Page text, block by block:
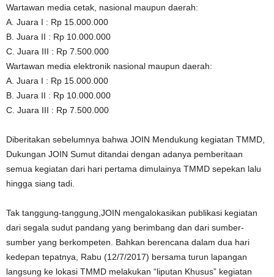
Wartawan media cetak, nasional maupun daerah:
A. Juara I : Rp 15.000.000
B. Juara II : Rp 10.000.000
C. Juara III : Rp 7.500.000
Wartawan media elektronik nasional maupun daerah:
A. Juara I : Rp 15.000.000
B. Juara II : Rp 10.000.000
C. Juara III : Rp 7.500.000
Diberitakan sebelumnya bahwa JOIN Mendukung kegiatan TMMD,
Dukungan JOIN Sumut ditandai dengan adanya pemberitaan
semua kegiatan dari hari pertama dimulainya TMMD sepekan lalu
hingga siang tadi.
Tak tanggung-tanggung,JOIN mengalokasikan publikasi kegiatan
dari segala sudut pandang yang berimbang dan dari sumber-
sumber yang berkompeten. Bahkan berencana dalam dua hari
kedepan tepatnya, Rabu (12/7/2017) bersama turun lapangan
langsung ke lokasi TMMD melakukan “liputan Khusus” kegiatan